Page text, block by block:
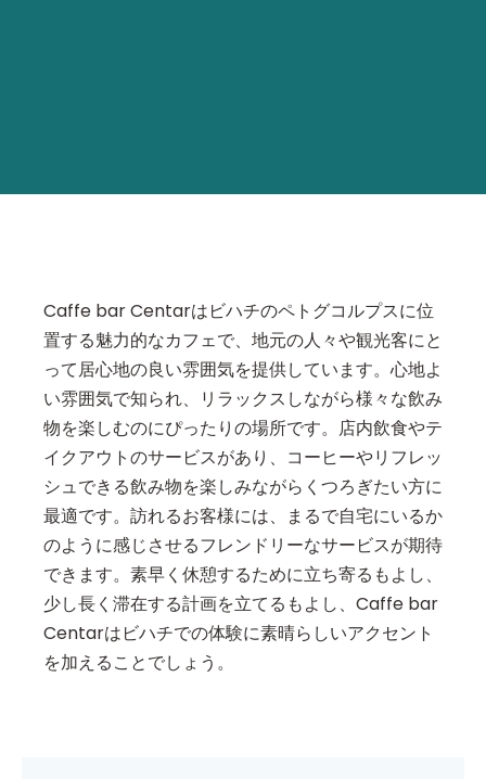
Caffe bar Centarはビハチのペトグコルプスに位
置する魅力的なカフェで、地元の人々や観光客にと
って居心地の良い雰囲気を提供しています。心地よ
い雰囲気で知られ、リラックスしながら様々な飲み
物を楽しむのにぴったりの場所です。店内飲食やテ
イクアウトのサービスがあり、コーヒーやリフレッ
シュできる飲み物を楽しみながらくつろぎたい方に
最適です。訪れるお客様には、まるで自宅にいるか
のように感じさせるフレンドリーなサービスが期待
できます。素早く休憩するために立ち寄るもよし、
少し長く滞在する計画を立てるもよし、Caffe bar
Centarはビハチでの体験に素晴らしいアクセント
を加えることでしょう。